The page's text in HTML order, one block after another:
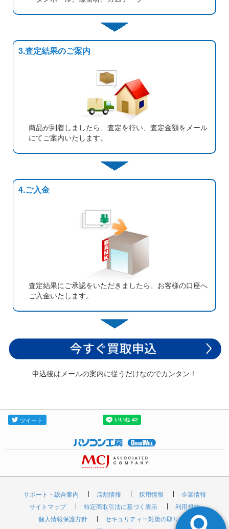
3.査定結果のご案内
商品が到着しましたら、査定を行い、査定金額をメール
にてご案内いたします。
4.ご入金
査定結果にご承認をいただきましたら、お客様の口座へ
ご入金いたします。
申込後はメールの案内に従うだけなのでカンタン！
サポート・総合案内 店舗情報 採用情報
企業情報
サイトマップ
特定商取引法に基づく表示
利用規約
個人情報保護方針
セキュリティー対策の取り組み